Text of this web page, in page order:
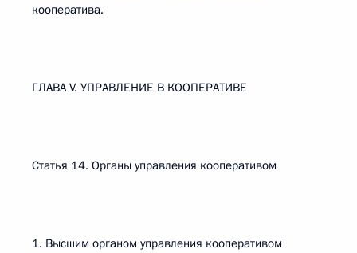
кооператива.
ГЛАВА V. УПРАВЛЕНИЕ В КООПЕРАТИВЕ
Статья 14. Органы управления кооперативом
1. Высшим органом управления кооперативом